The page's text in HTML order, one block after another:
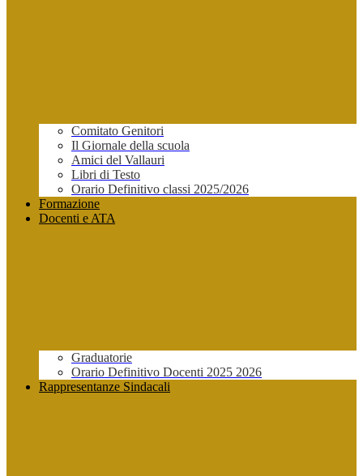
Comitato Genitori
Il Giornale della scuola
Amici del Vallauri
Libri di Testo
Orario Definitivo classi 2025/2026
Formazione
Docenti e ATA
Graduatorie
Orario Definitivo Docenti 2025 2026
Rappresentanze Sindacali